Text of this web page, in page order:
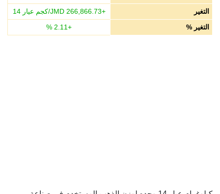
التغير
+
266,866.73 JMD/كجم عيار 14
التغير %
+
2.11
%